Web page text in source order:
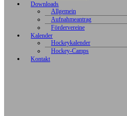
Downloads
Allgemein
Aufnahmeantrag
Fördervereine
Kalender
Hockeykalender
Hockey-Camps
Kontakt